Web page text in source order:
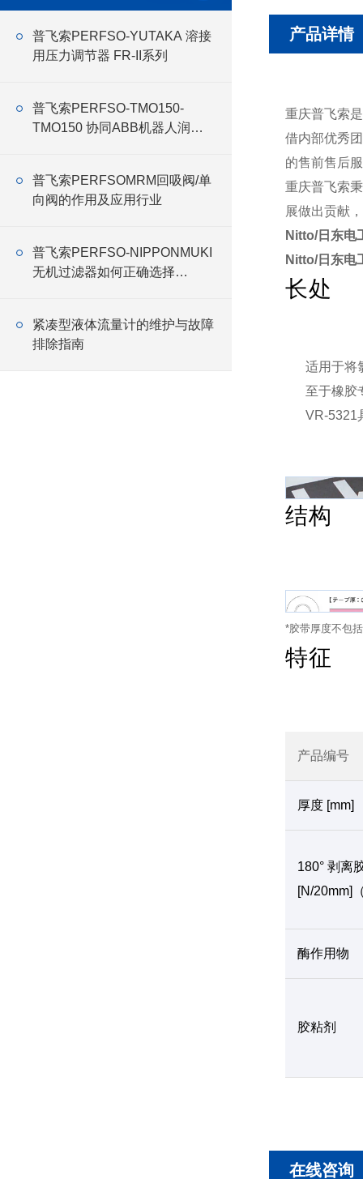
普飞索PERFSO-YUTAKA 溶接
用压力调节器 FR-II系列
普飞索PERFSO-TMO150-
TMO150 协同ABB机器人润滑
普飞索PERFSOMRM回吸阀/单
向阀的作用及应用行业
普飞索PERFSO-NIPPONMUKI
无机过滤器如何正确选择
紧凑型液体流量计的维护与故障
排除指南
产品详情
重庆普飞索
借内部优秀
的售前售后
重庆普飞索
展做出贡献
Nitto/日东电
Nitto/日东电
长处
适用于将
至于橡胶
VR-5321
结构
*胶带厚度不包
特征
产品编号
厚度 [mm]
180° 剥离
[N/20mm]
酶作用物
胶粘剂
在线咨询